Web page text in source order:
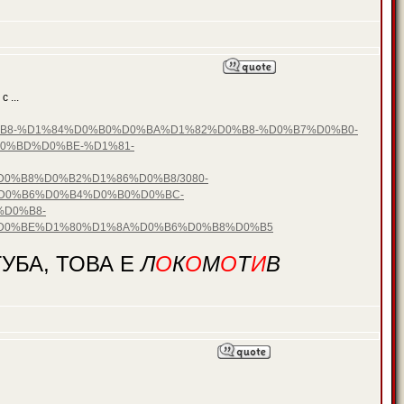
...
%D1%84%D0%B0%D0%BA%D1%82%D0%B8-%D0%B7%D0%B0-
%D1%81-
3080-
ТОВА ЕЛОКОМОТИВ